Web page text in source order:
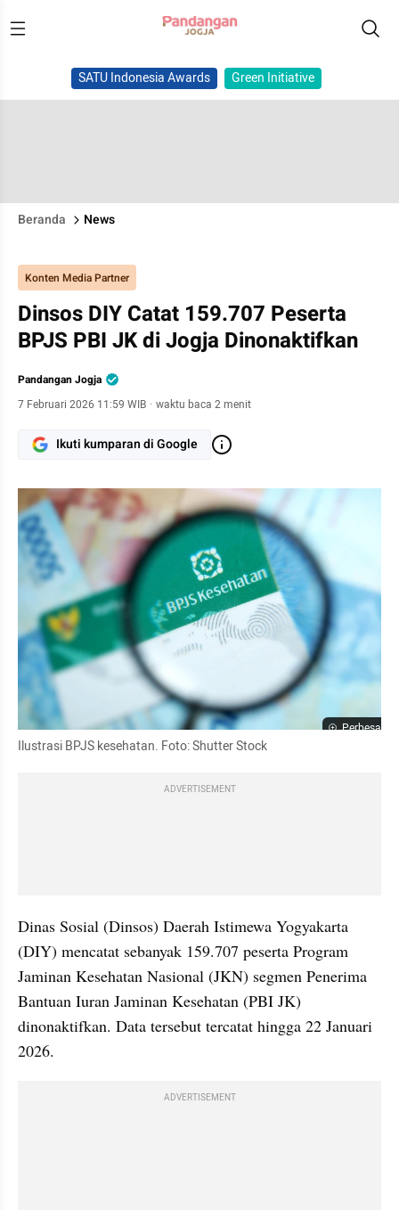
SATU Indonesia Awards Green Initiative
Beranda News
Konten Media Partner
Dinsos DIY Catat 159.707 Peserta
BPJS PBI JK di Jogja Dinonaktifkan
Pandangan Jogja
7 Februari 2026 11:59 WIB · waktu baca 2 menit
Ikuti kumparan di Google
Perbesar
Ilustrasi BPJS kesehatan. Foto: Shutter Stock
ADVERTISEMENT
Dinas Sosial (Dinsos) Daerah Istimewa Yogyakarta
(DIY) mencatat sebanyak 159.707 peserta Program
Jaminan Kesehatan Nasional (JKN) segmen Penerima
Bantuan Iuran Jaminan Kesehatan (PBI JK)
dinonaktifkan. Data tersebut tercatat hingga 22 Januari
2026.
ADVERTISEMENT